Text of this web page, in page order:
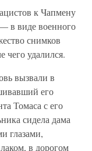
к Чапмену
в виде военного
снимков
чего удалился.
вызвали в
его
Томаса с его
сидела дама
глазами,
в дорогом